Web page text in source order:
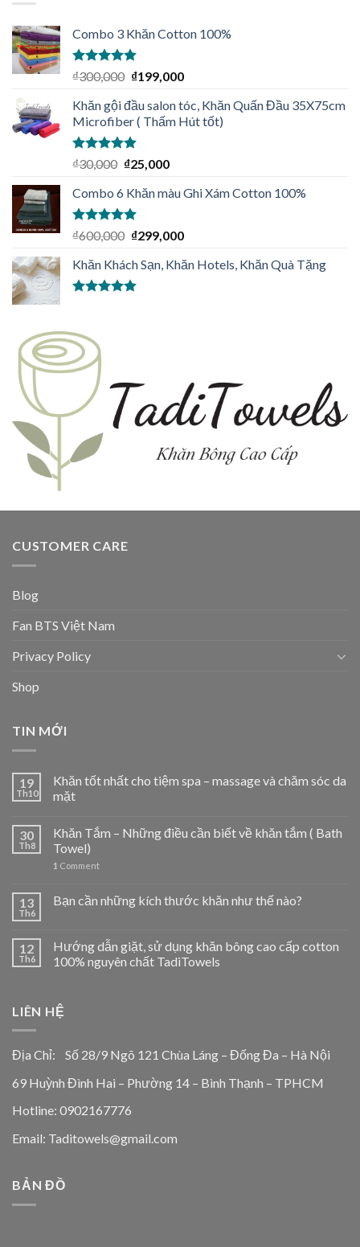
Combo 3 Khăn Cotton 100%
Được xếp
hạng
sao
₫300,000 ₫199,000
Khăn gội đầu salon tóc, Khăn Quấn Đầu 35X75cm
Microfiber ( Thấm Hút tốt)
Được xếp
hạng
sao
₫30,000 ₫25,000
Combo 6 Khăn màu Ghi Xám Cotton 100%
Được xếp
hạng
sao
₫600,000 ₫299,000
Khăn Khách Sạn, Khăn Hotels, Khăn Quà Tặng
sao
CUSTOMER CARE
Blog
Fan BTS Việt Nam
Privacy Policy
Shop
TIN MỚI
19
Th10
Khăn tốt nhất cho tiệm spa – massage và chăm sóc da
mặt
30
Th8
Khăn Tắm – Những điều cần biết về khăn tắm ( Bath
Towel)
1 Comment
13
Th6
Bạn cần những kích thước khăn như thế nào?
12
Th6
Hướng dẫn giặt, sử dụng khăn bông cao cấp cotton
100% nguyên chất TadiTowels
LIÊN HỆ
Địa Chỉ: Số 28/9 Ngõ 121 Chùa Láng – Đống Đa – Hà Nội
69 Huỳnh Đình Hai – Phường 14 – Bình Thạnh – TPHCM
Hotline: 0902167776
Email: Taditowels@gmail.com
BẢN ĐỒ